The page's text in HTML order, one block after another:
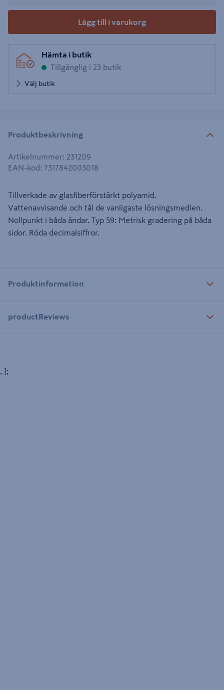
Lägg till i varukorg
Hämta i butik
Tillgänglig i 23 butik
Välj butik
Produktbeskrivning
Artikelnummer: 231209
EAN-kod: 7317842003018
Tillverkade av glasfiberförstärkt polyamid.
Vattenavvisande och tål de vanligaste lösningsmedlen.
Nollpunkt i båda ändar. Typ 59: Metrisk gradering på båda
sidor. Röda decimalsiffror.
Produktinformation
productReviews
, ];